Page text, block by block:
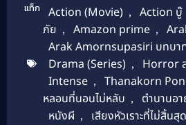
แท็ก Action (Movie) , Action บู๊
ภัย , Amazon prime ,
Arak Amornsupasiri บทบา
Drama (Series) , Horror
Intense , Thanakorn
หลอนที่นอนไม่หลับ , ตำนานอ
หนังผี , เสียงหัวเราะที่ไม่สิ้นสุด